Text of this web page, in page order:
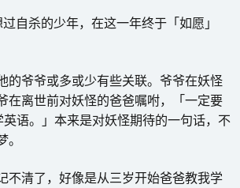
自杀的少年，在这一年终于「如愿」
的爷爷或多或少有些关联。爷爷在妖怪
在离世前对妖怪的爸爸嘱咐，「一定要
语。」本来是对妖怪期待的一句话，不
不清了，好像是从三岁开始爸爸教我学